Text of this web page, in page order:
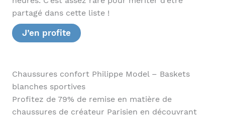
partagé dans cette liste !
J’en profite
Chaussures confort Philippe Model – Baskets
blanches sportives
Profitez de 79% de remise en matière de
chaussures de créateur Parisien en découvrant